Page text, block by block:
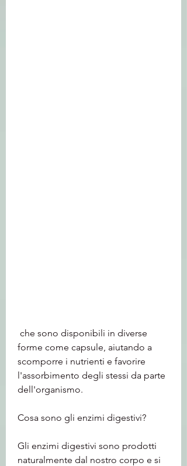
forme come capsule, aiutando a
scomporre i nutrienti e favorire
l'assorbimento degli stessi da parte
dell'organismo.
Cosa sono gli enzimi digestivi?
Gli enzimi digestivi sono prodotti
naturalmente dal nostro corpo e si